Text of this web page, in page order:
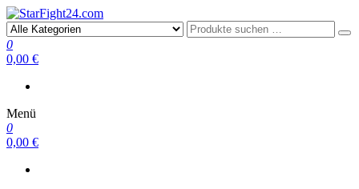
StarFight24.com
Kampfsportartikel
0
0,00 €
Menü
0
0,00 €